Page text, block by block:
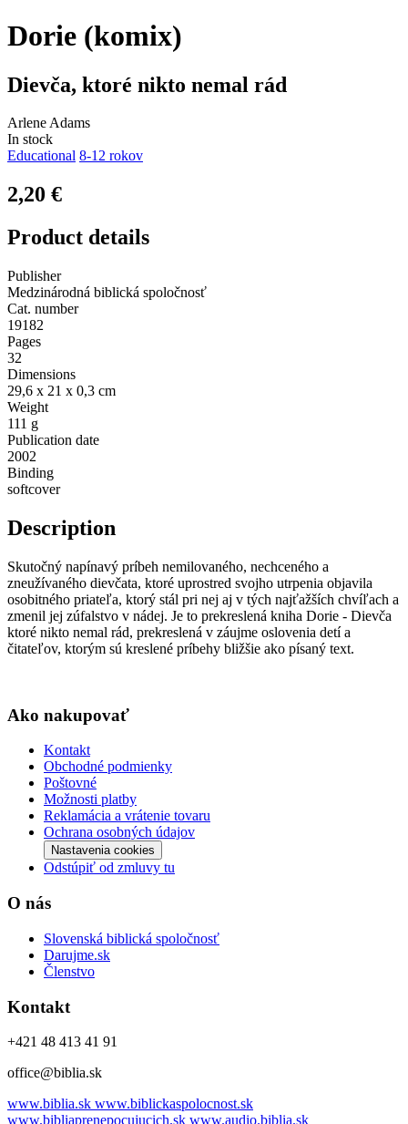
Dorie (komix)
Dievča, ktoré nikto nemal rád
Arlene Adams
In stock
Educational 8-12 rokov
2,20 €
Product details
Publisher
Medzinárodná biblická spoločnosť
Cat. number
19182
Pages
32
Dimensions
29,6 x 21 x 0,3 cm
Weight
111 g
Publication date
2002
Binding
softcover
Description
Skutočný napínavý príbeh nemilovaného, nechceného a
zneužívaného dievčata, ktoré uprostred svojho utrpenia objavila
osobitného priateľa, ktorý stál pri nej aj v tých najťažších chvíľach a
zmenil jej zúfalstvo v nádej. Je to prekreslená kniha Dorie - Dievča
ktoré nikto nemal rád, prekreslená v záujme oslovenia detí a
čitateľov, ktorým sú kreslené príbehy bližšie ako písaný text.
Ako nakupovať
Kontakt
Obchodné podmienky
Poštovné
Možnosti platby
Reklamácia a vrátenie tovaru
Ochrana osobných údajov
Nastavenia cookies
Odstúpiť od zmluvy tu
O nás
Slovenská biblická spoločnosť
Darujme.sk
Členstvo
Kontakt
+421 48 413 41 91
office@biblia.sk
www.biblia.sk www.biblickaspolocnost.sk
www.bibliaprenepocujucich.sk www.audio.biblia.sk